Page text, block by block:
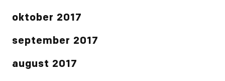
oktober 2017
september 2017
august 2017